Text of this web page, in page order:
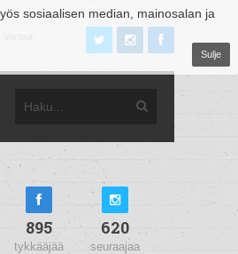
sosiaalisen median, mainosalan ja
Sulje
895
tykkääjää
620
seuraajaa